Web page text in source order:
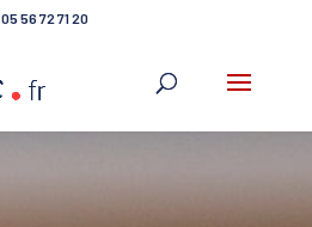
05 56 72 71 20